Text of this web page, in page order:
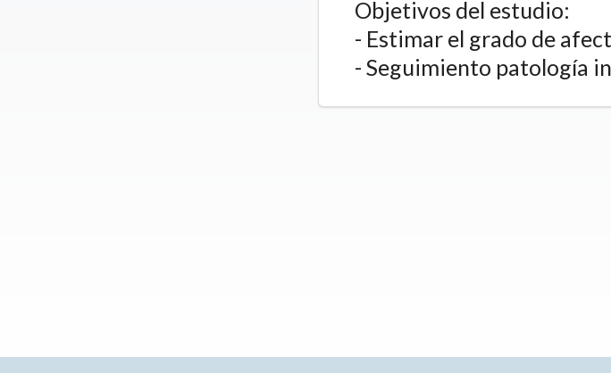
Objetivos del estudio:
- Estimar el grado de
- Seguimiento patología